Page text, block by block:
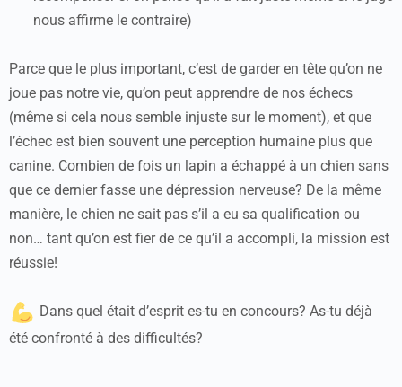
nous affirme le contraire)
Parce que le plus important, c’est de garder en tête qu’on ne
joue pas notre vie, qu’on peut apprendre de nos échecs
(même si cela nous semble injuste sur le moment), et que
l’échec est bien souvent une perception humaine plus que
canine. Combien de fois un lapin a échappé à un chien sans
que ce dernier fasse une dépression nerveuse? De la même
manière, le chien ne sait pas s’il a eu sa qualification ou
non… tant qu’on est fier de ce qu’il a accompli, la mission est
réussie!
Dans quel était d’esprit es-tu en concours? As-tu déjà
été confronté à des difficultés?